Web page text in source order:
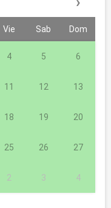
Vie Sab Dom
4 5 6
11 12 13
18 19 20
25 26 27
2 3 4